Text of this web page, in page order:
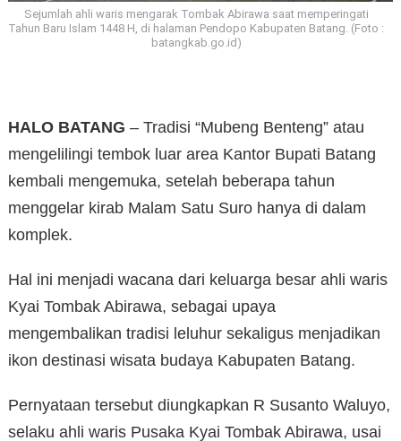
Sejumlah ahli waris mengarak Tombak Abirawa saat memperingati
Tahun Baru Islam 1448 H, di halaman Pendopo Kabupaten Batang. (Foto :
batangkab.go.id)
HALO BATANG – Tradisi “Mubeng Benteng” atau
mengelilingi tembok luar area Kantor Bupati Batang
kembali mengemuka, setelah beberapa tahun
menggelar kirab Malam Satu Suro hanya di dalam
komplek.
Hal ini menjadi wacana dari keluarga besar ahli waris
Kyai Tombak Abirawa, sebagai upaya
mengembalikan tradisi leluhur sekaligus menjadikan
ikon destinasi wisata budaya Kabupaten Batang.
Pernyataan tersebut diungkapkan R Susanto Waluyo,
selaku ahli waris Pusaka Kyai Tombak Abirawa, usai